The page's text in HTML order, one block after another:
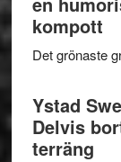
kompott
Det grönaste
Ystad
Delvis
terräng